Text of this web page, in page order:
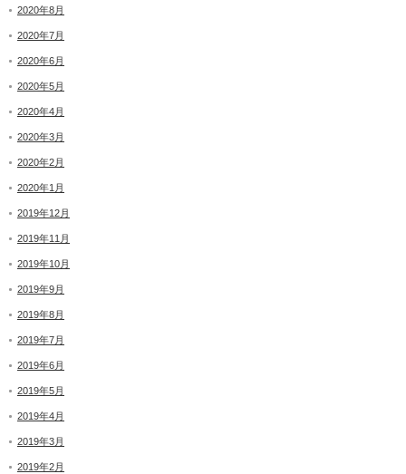
2020年8月
2020年7月
2020年6月
2020年5月
2020年4月
2020年3月
2020年2月
2020年1月
2019年12月
2019年11月
2019年10月
2019年9月
2019年8月
2019年7月
2019年6月
2019年5月
2019年4月
2019年3月
2019年2月